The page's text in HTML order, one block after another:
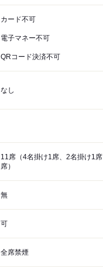
カード不可
電子マネー不可
QRコード決済不可
なし
11席（4名掛け1席、2名掛け1
席）
無
可
全席禁煙